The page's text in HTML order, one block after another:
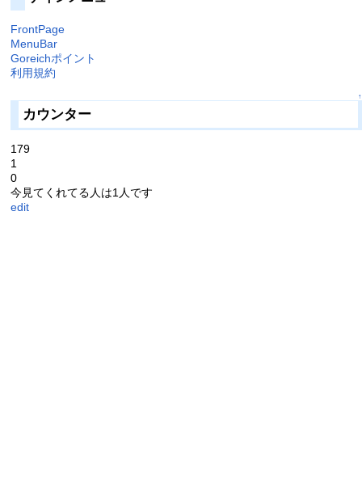
FrontPage
MenuBar
Goreichポイント
利用規約
↑
カウンター
179
1
0
今見てくれてる人は1人です
edit